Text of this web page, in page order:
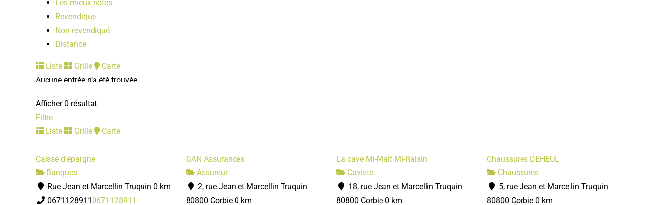
Les mieux notés
Revendiqué
Non revendiqué
Distance
Liste Grille
Carte
Aucune entrée n’a été trouvée.
Afficher 0 résultat
Filtre
Liste
Grille Carte
Caisse d'épargne
Banques
Rue Jean et Marcellin Truquin 0 km
0671128911 0671128911
GAN Assurances
Assureur
2, rue Jean et Marcellin Truquin
80800 Corbie 0 km
La cave Mi-Malt Mi-Raisin
Caviste
18, rue Jean et Marcellin Truquin
80800 Corbie 0 km
Chaussures DEHEUL
Chaussures
5, rue Jean et Marcellin Truquin
80800 Corbie 0 km